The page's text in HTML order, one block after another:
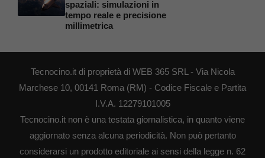
spaziali: simulazioni in
tempo reale e precisione
millimetrica
Tecnocino.it di proprietà di WEB 365 SRL - Via Nicola
Marchese 10, 00141 Roma (RM) - Codice Fiscale e Partita
I.V.A. 12279101005
Tecnocino.it non è una testata giornalistica, in quanto viene
aggiornato senza alcuna periodicità. Non può pertanto
considerarsi un prodotto editoriale ai sensi della legge n. 62